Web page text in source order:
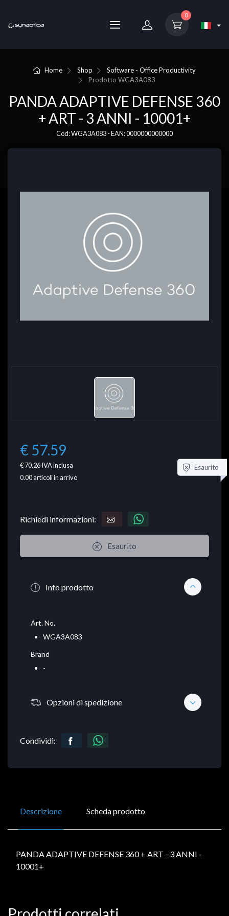
0
Home Shop
Software - Office Productivity
Prodotto WGA3A083
PANDA ADAPTIVE DEFENSE 360
+ ART - 3 ANNI - 10001+
Cod: WGA3A083 - EAN: 0000000000000
€ 57.59
€ 70.26IVA inclusa
0.00articoli in arrivo
Esaurito
Richiedi informazioni:
Esaurito
Info prodotto
Art. No.
WGA3A083
Brand
-
Opzioni di spedizione
Condividi:
Descrizione Scheda prodotto
PANDA ADAPTIVE DEFENSE 360 + ART - 3 ANNI -
10001+